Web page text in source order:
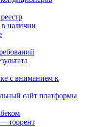
наличии
с вниманием к
сайт платформы
торрент